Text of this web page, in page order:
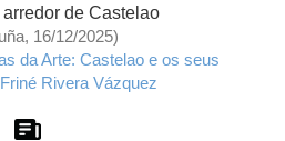
de Castelao
16/12/2025)
da Arte: Castelao e os seus
Rivera Vázquez